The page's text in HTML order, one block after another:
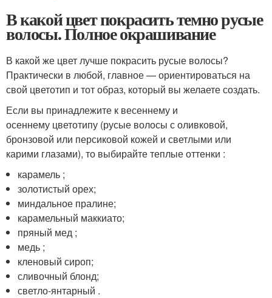
В какой цвет покрасить темно русые
волосы. Полное окрашивание
В какой же цвет лучше покрасить русые волосы?
Практически в любой, главное — ориентироваться на
свой цветотип и тот образ, который вы желаете создать.
Если вы принадлежите к весеннему и
осеннему цветотипу (русые волосы с оливковой,
бронзовой или персиковой кожей и светлыми или
карими глазами), то выбирайте теплые оттенки :
карамель ;
золотистый орех;
миндальное пралине;
карамельный маккиато;
пряный мед ;
медь ;
кленовый сироп;
сливочный блонд;
светло-янтарный .